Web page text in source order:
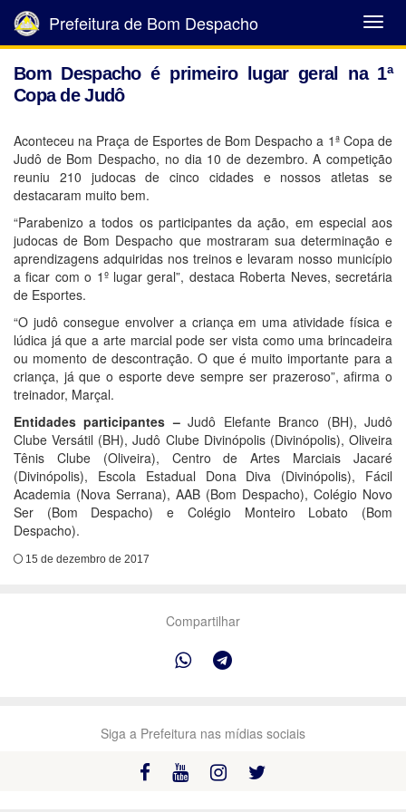
Abrir
Menu
Prefeitura de Bom Despacho
Bom Despacho é primeiro lugar geral na 1ª
Copa de Judô
Aconteceu na Praça de Esportes de Bom Despacho a 1ª Copa de
Judô de Bom Despacho, no dia 10 de dezembro. A competição
reuniu 210 judocas de cinco cidades e nossos atletas se
destacaram muito bem.
“Parabenizo a todos os participantes da ação, em especial aos
judocas de Bom Despacho que mostraram sua determinação e
aprendizagens adquiridas nos treinos e levaram nosso município
a ficar com o 1º lugar geral”, destaca Roberta Neves, secretária
de Esportes.
“O judô consegue envolver a criança em uma atividade física e
lúdica já que a arte marcial pode ser vista como uma brincadeira
ou momento de descontração. O que é muito importante para a
criança, já que o esporte deve sempre ser prazeroso”, afirma o
treinador, Marçal.
Entidades participantes –Judô Elefante Branco (BH), Judô
Clube Versátil (BH), Judô Clube Divinópolis (Divinópolis), Oliveira
Tênis Clube (Oliveira), Centro de Artes Marciais Jacaré
(Divinópolis), Escola Estadual Dona Diva (Divinópolis), Fácil
Academia (Nova Serrana), AAB (Bom Despacho), Colégio Novo
Ser (Bom Despacho) e Colégio Monteiro Lobato (Bom
Despacho).
15 de dezembro de 2017
Compartilhar
Siga a Prefeitura nas mídias sociais